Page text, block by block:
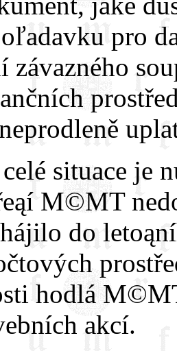
pro
závazného
situace je
M©MT
do
hodlá
akcí.